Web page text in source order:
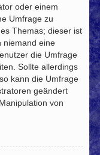
oder einem
Umfrage zu
Themas; dieser ist
niemand eine
die Umfrage
Sollte allerdings
kann die Umfrage
geändert
von